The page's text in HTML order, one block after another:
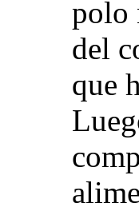
polo
del
que